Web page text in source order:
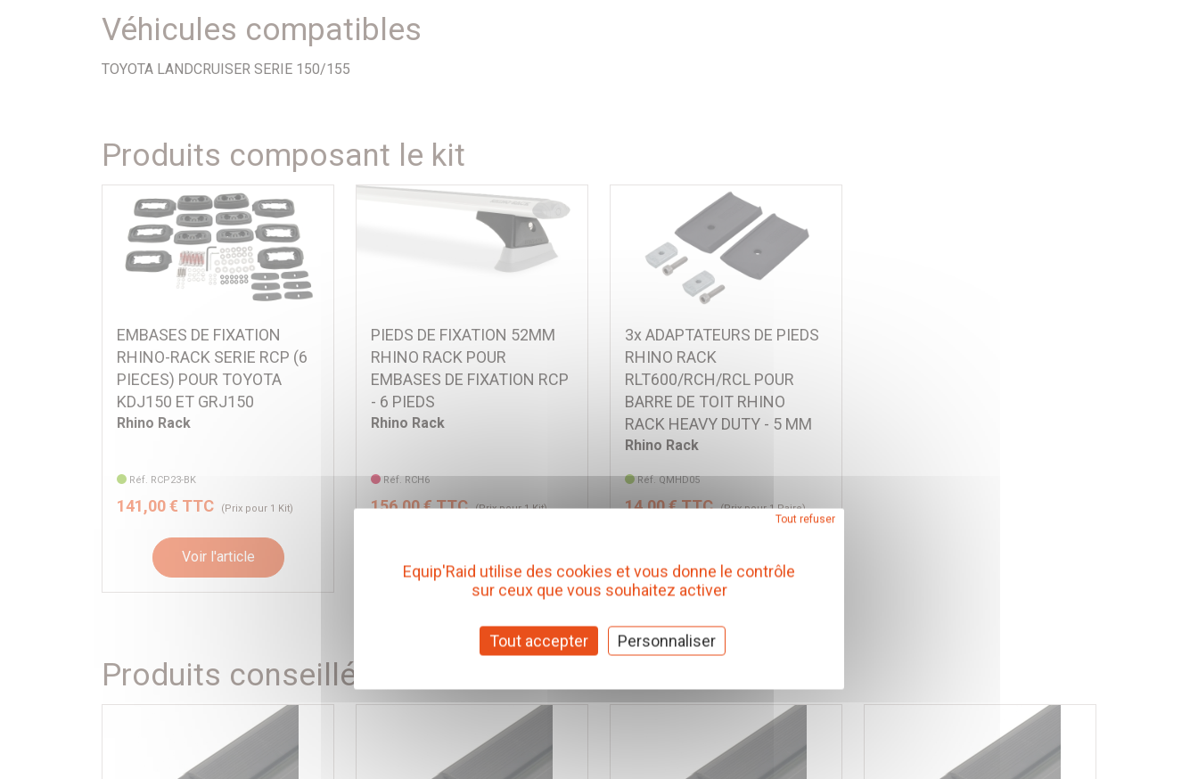
Véhicules compatibles
TOYOTA LANDCRUISER SERIE 150/155
Produits composant le kit
EMBASES DE FIXATION
RHINO-RACK SERIE RCP (6
PIECES) POUR TOYOTA
KDJ150 ET GRJ150
Rhino Rack
Réf. RCP23-BK
141,00 € TTC (Prix pour 1 Kit)
Voir l'article
PIEDS DE FIXATION 52MM
RHINO RACK POUR
EMBASES DE FIXATION RCP
- 6 PIEDS
Rhino Rack
Réf. RCH6
156,00 € TTC (Prix pour 1 Kit)
3x ADAPTATEURS DE PIEDS
RHINO RACK
RLT600/RCH/RCL POUR
BARRE DE TOIT RHINO
RACK HEAVY DUTY - 5 MM
Rhino Rack
Réf. QMHD05
14,00 € TTC (Prix pour 1 Paire)
Produits conseillés
Equip'Raid utilise des cookies et vous donne le contrôle
sur ceux que vous souhaitez activer
Tout accepter
Tout refuser
Personnaliser